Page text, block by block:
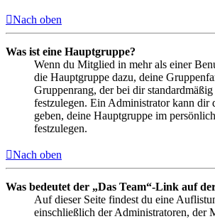
Nach oben
Was ist eine Hauptgruppe?
Wenn du Mitglied in mehr als einer
die Hauptgruppe dazu, deine
Gruppenrang, der bei dir
festzulegen. Ein Administrator kann dir
geben, deine Hauptgruppe im
festzulegen.
Nach oben
Was bedeutet der „Das Team“-Link auf
Auf dieser Seite findest du eine
einschließlich der Administratoren, der